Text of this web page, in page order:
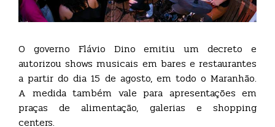
O governo Flávio Dino emitiu um decreto e
autorizou shows musicais em bares e restaurantes
a partir do dia 15 de agosto, em todo o Maranhão.
A medida também vale para apresentações em
praças de alimentação, galerias e shopping
centers.